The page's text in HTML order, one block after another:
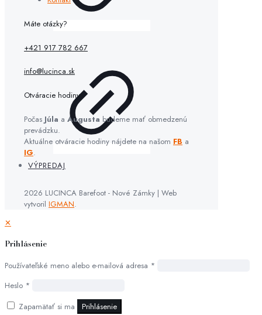
VÝPREDAJ
Máte otázky?
+421 917 782 667
info@lucinca.sk
Otváracie hodiny:
Počas Júla a Augusta budeme mať obmedzenú
prevádzku.
Aktuálne otváracie hodiny nájdete na našom FB a
IG.
2026 LUCINCA Barefoot - Nové Zámky | Web
vytvoril IGMAN.
✕
Prihlásenie
Používateľské meno alebo e-mailová adresa *
Heslo *
Zapamätať si ma
Prihlásenie